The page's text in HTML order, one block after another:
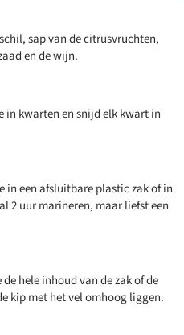
sap van de citrusvruchten,
en de wijn.
in kwarten en snijd elk kwart in
in een afsluitbare plastic zak of in
2 uur marineren, maar liefst een
hele inhoud van de zak of de
kip met het vel omhoog liggen.